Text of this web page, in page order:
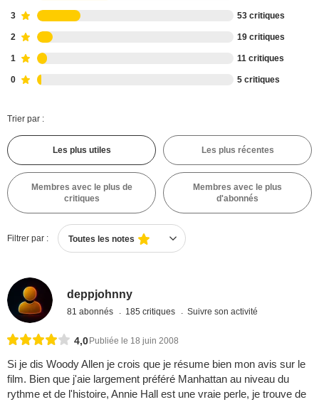
3 53 critiques
2 19 critiques
1 11 critiques
0 5 critiques
Trier par :
Les plus utiles Les plus récentes
Membres avec le plus de
critiques
Membres avec le plus
d'abonnés
Filtrer par : Toutes les notes
deppjohnny
81 abonnés 185 critiques Suivre son activité
4,0 Publiée le 18 juin 2008
Si je dis Woody Allen je crois que je résume bien mon avis sur le
film. Bien que j'aie largement préféré Manhattan au niveau du
rythme et de l'histoire, Annie Hall est une vraie perle, je trouve de